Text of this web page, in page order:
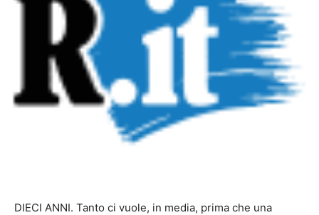
DIECI ANNI. Tanto ci vuole, in media, prima che una